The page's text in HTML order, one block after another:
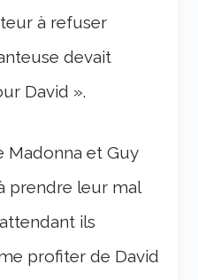
à refuser
devait
David ».
Madonna et Guy
prendre leur mal
ils
profiter de David